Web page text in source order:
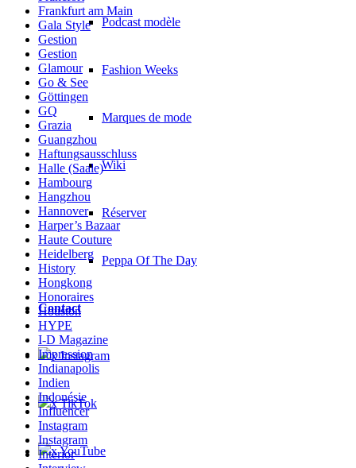
Podcast modèle
Fashion Weeks
Marques de mode
Wiki
Réserver
Peppa Of The Day
Contact
x Instagram
x TikTok
x YouTube
Frankfurt am Main
Gala Style
Gestion
Gestion
Glamour
Go & See
Göttingen
GQ
Grazia
Guangzhou
Haftungsausschluss
Halle (Saale)
Hambourg
Hangzhou
Hannover
Harper’s Bazaar
Haute Couture
Heidelberg
History
Hongkong
Honoraires
Houston
HYPE
I-D Magazine
Impression
Indianapolis
Indien
Indonésie
Influencer
Instagram
Instagram
Interior